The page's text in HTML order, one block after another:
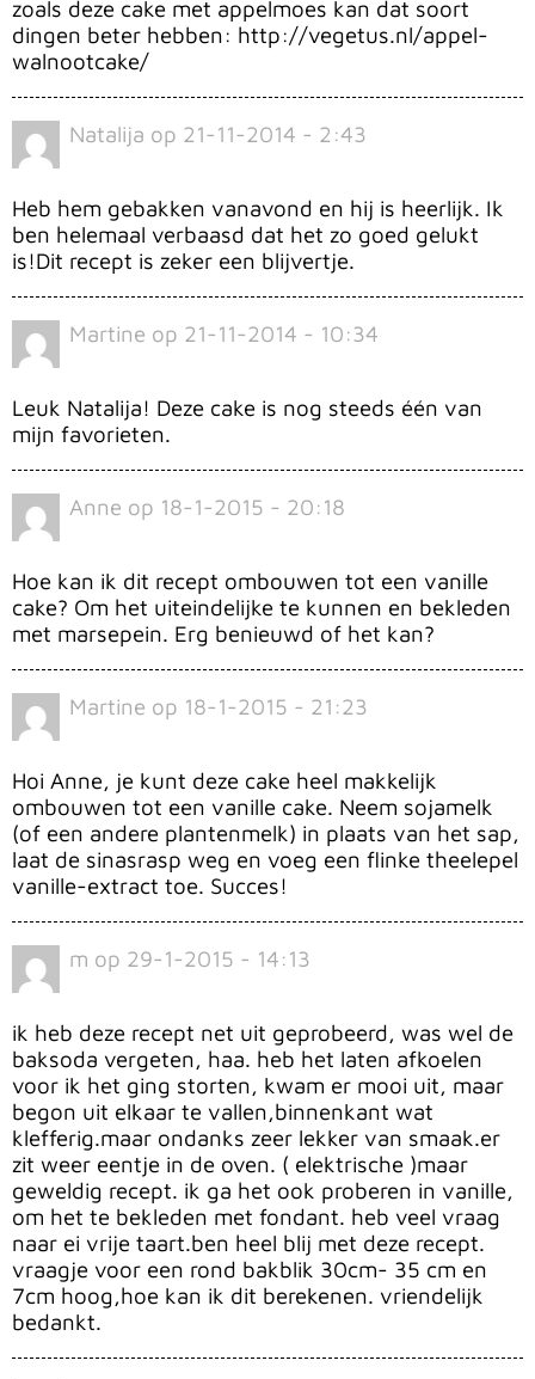
zoals deze cake met appelmoes kan dat soort
dingen beter hebben: http://vegetus.nl/appel-
walnootcake/
Natalija op 21-11-2014 - 2:43
Heb hem gebakken vanavond en hij is heerlijk. Ik
ben helemaal verbaasd dat het zo goed gelukt
is!Dit recept is zeker een blijvertje.
Martine op 21-11-2014 - 10:34
Leuk Natalija! Deze cake is nog steeds één van
mijn favorieten.
Anne op 18-1-2015 - 20:18
Hoe kan ik dit recept ombouwen tot een vanille
cake? Om het uiteindelijke te kunnen en bekleden
met marsepein. Erg benieuwd of het kan?
Martine op 18-1-2015 - 21:23
Hoi Anne, je kunt deze cake heel makkelijk
ombouwen tot een vanille cake. Neem sojamelk
(of een andere plantenmelk) in plaats van het sap,
laat de sinasrasp weg en voeg een flinke theelepel
vanille-extract toe. Succes!
m op 29-1-2015 - 14:13
ik heb deze recept net uit geprobeerd, was wel de
baksoda vergeten, haa. heb het laten afkoelen
voor ik het ging storten, kwam er mooi uit, maar
begon uit elkaar te vallen,binnenkant wat
klefferig.maar ondanks zeer lekker van smaak.er
zit weer eentje in de oven. ( elektrische )maar
geweldig recept. ik ga het ook proberen in vanille,
om het te bekleden met fondant. heb veel vraag
naar ei vrije taart.ben heel blij met deze recept.
vraagje voor een rond bakblik 30cm- 35 cm en
7cm hoog,hoe kan ik dit berekenen. vriendelijk
bedankt.